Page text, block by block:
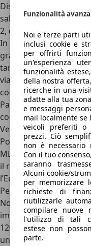
Funzionalità
Noi e terze parti
inclusi cookie e
per offrirti
un'esperienza
funzionalità
della nostra
ricerche in una
adatte alla tua
e messaggi
mail localmente se
veicoli preferiti o
prezzi. Ciò
non è necessario
Con il tuo
saranno
Alcuni cookie/
per memorizzare
richieste di
riutilizzarle
compilare nuove
l'utilizzo di tali
estese non
parte.
Display e le telecamere
salire parecchio per
2, di ottimo livello una
In autostrada, quindi,
grado di guidare
taratura di tutti i
viaggi. Andando,
come succede spesso
Panamera non è stata
come l’EuroNCAP in
Vedendo, invece, il
Porsche Cayenne
MLB, non la stessa
il risultato è da prima
l’EuroNCAP.
Perché scegliere la
Non è sicuramente
impegnativo, con la
120.000 euro con una
una vera e propria